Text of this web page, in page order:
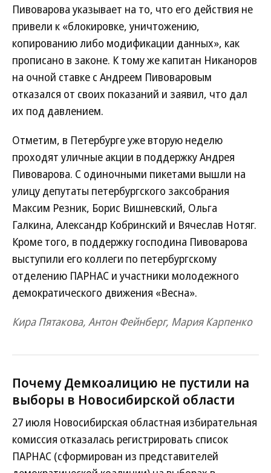
Пивоварова указывает на то, что его действия не
привели к «блокировке, уничтожению,
копированию либо модификации данных», как
прописано в законе. К тому же капитан Никаноров
на очной ставке с Андреем Пивоваровым
отказался от своих показаний и заявил, что дал
их под давлением.
Отметим, в Петербурге уже вторую неделю
проходят уличные акции в поддержку Андрея
Пивоварова. С одиночными пикетами вышли на
улицу депутаты петербургского заксобрания
Максим Резник, Борис Вишневский, Ольга
Галкина, Александр Кобринский и Вячеслав Нотяг.
Кроме того, в поддержку господина Пивоварова
выступили его коллеги по петербургскому
отделению ПАРНАС и участники молодежного
демократического движения «Весна».
Кира Пятакова, Антон Фейнберг, Мария Карпенко
Почему Демкоалицию не пустили на
выборы в Новосибирской области
27 июля Новосибирская областная избирательная
комиссия отказалась регистрировать список
ПАРНАС (сформирован из представителей